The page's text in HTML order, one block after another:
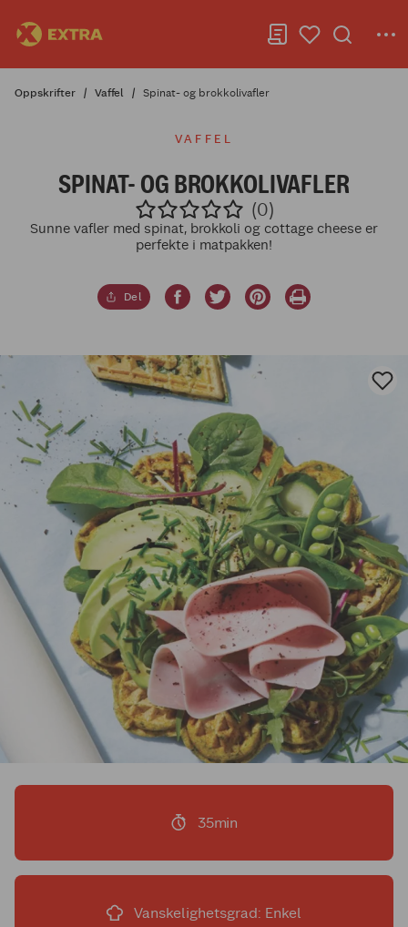
Oppskrifter Vaffel Spinat- og brokkolivafler
VAFFEL
SPINAT- OG BROKKOLIVAFLER
(0)
Sunne vafler med spinat, brokkoli og cottage cheese er
perfekte i matpakken!
Del
35min
Vanskelighetsgrad: Enkel